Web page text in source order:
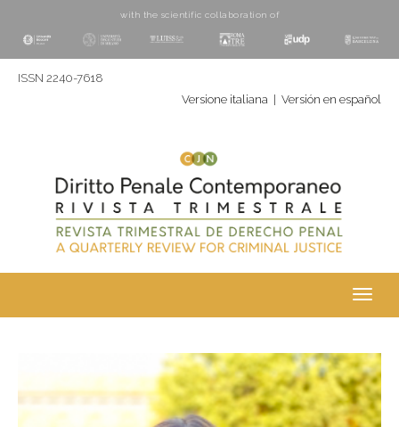
with the scientific collaboration of
ISSN 2240-7618
Versione italiana
Versión en español